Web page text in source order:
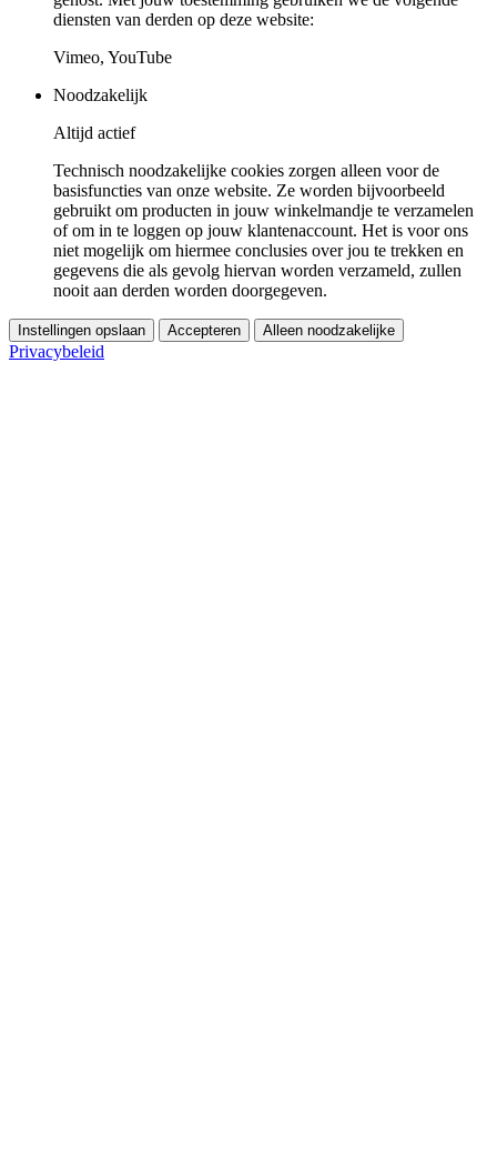
diensten van derden op deze website:
Vimeo, YouTube
Noodzakelijk
Altijd actief
Technisch noodzakelijke cookies zorgen alleen voor de
basisfuncties van onze website. Ze worden bijvoorbeeld
gebruikt om producten in jouw winkelmandje te verzamelen
of om in te loggen op jouw klantenaccount. Het is voor ons
niet mogelijk om hiermee conclusies over jou te trekken en
gegevens die als gevolg hiervan worden verzameld, zullen
nooit aan derden worden doorgegeven.
Instellingen opslaan Accepteren Alleen noodzakelijke
Privacybeleid